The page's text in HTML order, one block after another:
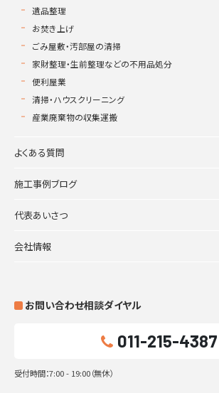
遺品整理
お焚き上げ
ごみ屋敷・汚部屋の清掃
家財整理・生前整理などの不用品処分
便利屋業
清掃・ハウスクリーニング
産業廃棄物の収集運搬
よくある質問
施工事例ブログ
代表あいさつ
会社情報
お問い合わせ相談ダイヤル
011-215-4387
受付時間：7:00 - 19:00（無休）